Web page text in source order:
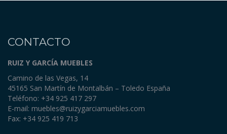
CONTACTO
RUIZ Y GARCÍA MUEBLES
Camino de las Vegas, 14
45165 San Martín de Montalbán – Toledo España
Teléfono: +34 925 417 297
E-mail: muebles@ruizygarciamuebles.com
Fax: +34 925 419 713